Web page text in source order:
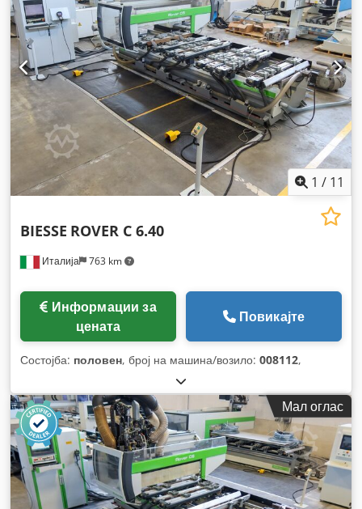
1 / 11
Италија 763 km
BIESSE ROVER C 6.40
цената
Повикајте
Состојба: половен, број на машина/возило: 008112,
Мал оглас